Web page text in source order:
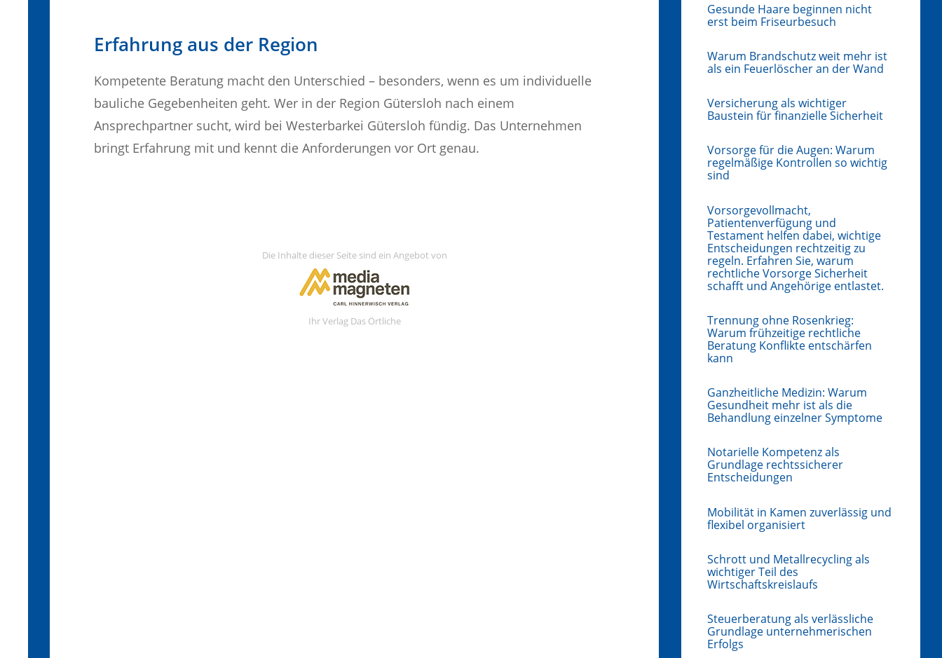
Erfahrung aus der Region
Kompetente Beratung macht den Unterschied – besonders, wenn es um individuelle
bauliche Gegebenheiten geht. Wer in der Region Gütersloh nach einem
Ansprechpartner sucht, wird bei Westerbarkei Gütersloh fündig. Das Unternehmen
bringt Erfahrung mit und kennt die Anforderungen vor Ort genau.
Gesunde Haare beginnen nicht
erst beim Friseurbesuch
Warum Brandschutz weit mehr ist
als ein Feuerlöscher an der Wand
Versicherung als wichtiger
Baustein für finanzielle Sicherheit
Vorsorge für die Augen: Warum
regelmäßige Kontrollen so wichtig
sind
Vorsorgevollmacht,
Patientenverfügung und
Testament helfen dabei, wichtige
Entscheidungen rechtzeitig zu
regeln. Erfahren Sie, warum
rechtliche Vorsorge Sicherheit
schafft und Angehörige entlastet.
Trennung ohne Rosenkrieg:
Warum frühzeitige rechtliche
Beratung Konflikte entschärfen
kann
Ganzheitliche Medizin: Warum
Gesundheit mehr ist als die
Behandlung einzelner Symptome
Notarielle Kompetenz als
Grundlage rechtssicherer
Entscheidungen
Mobilität in Kamen zuverlässig und
flexibel organisiert
Schrott und Metallrecycling als
wichtiger Teil des
Wirtschaftskreislaufs
Steuerberatung als verlässliche
Grundlage unternehmerischen
Erfolgs